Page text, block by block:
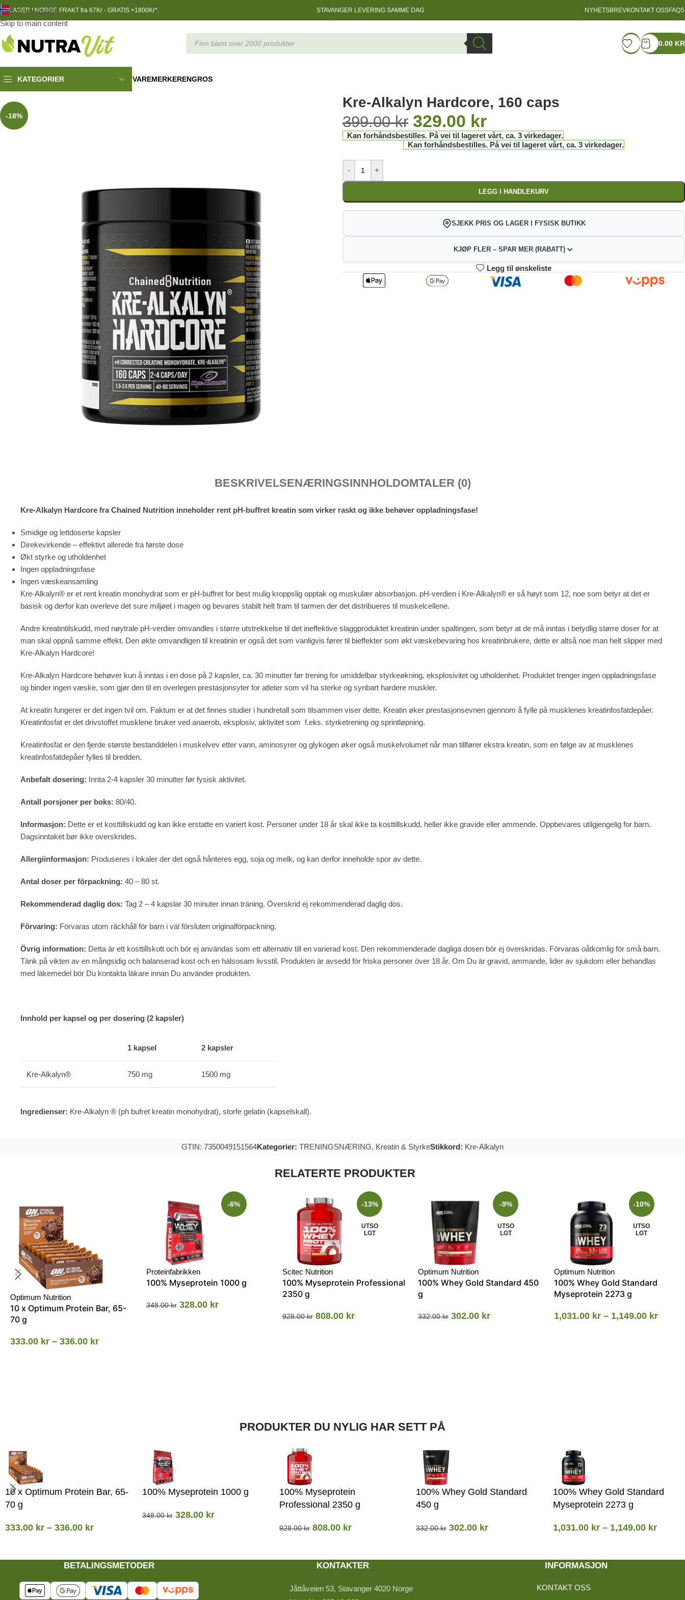
Skip to navigation
Skip to main content
LAGER I NORGEFRAKT fra 67Kr - GRATIS >1800Kr*. STAVANGER LEVERING SAMME DAG NYHETSBREVKONTAKT OSSFAQS
0.00 KR
KATEGORIER VAREMERKERENGROS
-18%
Kre-Alkalyn Hardcore, 160 caps
399.00kr 329.00 kr
Kan forhåndsbestilles. På vei til lageret vårt, ca. 3 virkedager.
Kan forhåndsbestilles. På vei til lageret vårt, ca. 3 virkedager.
- +
LEGG I HANDLEKURV
SJEKK PRIS OG LAGER I FYSISK BUTIKK
KJØP FLER – SPAR MER (RABATT)
2
325.71
3-4 5-9
kr
10+
299.39 kr
Legg til ønskeliste
BESKRIVELSENÆRINGSINNHOLDOMTALER (0)
Kre-Alkalyn Hardcore fra Chained Nutrition inneholder rent pH-buffret kreatin som virker raskt og ikke behøver oppladningsfase!
Smidige og lettdoserte kapsler
Direkevirkende – effektivt allerede fra første dose
Økt styrke og utholdenhet
Ingen oppladningsfase
Ingen væskeansamling
Kre-Alkalyn® er et rent kreatin monohydrat som er pH-buffret for best mulig kroppslig opptak og muskulær absorbasjon. pH-verdien i Kre-Alkalyn® er så høyt som 12, noe som betyr at det er
basisk og derfor kan overleve det sure miljøet i magen og bevares stabilt helt fram til tarmen der det distribueres til muskelcellene.
Andre kreatintilskudd, med nøytrale pH-verdier omvandles i større utstrekkelse til det ineffektive slaggproduktet kreatinin under spaltingen, som betyr at de må inntas i betydlig større doser for at
man skal oppnå samme effekt. Den økte omvandligen til kreatinin er også det som vanligvis fører til bieffekter som økt væskebevaring hos kreatinbrukere, dette er altså noe man helt slipper med
Kre-Alkalyn Hardcore!
Kre-Alkalyn Hardcore behøver kun å inntas i en dose på 2 kapsler, ca. 30 minutter før trening for umiddelbar styrkeøkning, eksplosivitet og utholdenhet. Produktet trenger ingen oppladningsfase
og binder ingen væske, som gjør den til en overlegen prestasjonsyter for atleter som vil ha sterke og synbart hardere muskler.
At kreatin fungerer er det ingen tvil om. Faktum er at det finnes studier i hundretall som tilsammen viser dette. Kreatin øker prestasjonsevnen gjennom å fylle på musklenes kreatinfosfatdepåer.
Kreatinfosfat er det drivstoffet musklene bruker ved anaerob, eksplosiv, aktivitet som f.eks. styrketrening og sprintløpning.
Kreatinfosfat er den fjerde største bestanddelen i muskelvev etter vann, aminosyrer og glykogen øker også muskelvolumet når man tillfører ekstra kreatin, som en følge av at musklenes
kreatinfosfatdepåer fylles til bredden.
Anbefalt dosering: Innta 2-4 kapsler 30 minutter før fysisk aktivitet.
Antall porsjoner per boks: 80/40.
Informasjon: Dette er et kosttillskudd og kan ikke erstatte en variert kost. Personer under 18 år skal ikke ta kosttillskudd, heller ikke gravide eller ammende. Oppbevares utilgjengelig for barn.
Dagsinntaket bør ikke overskrides.
Allergiinformasjon: Produseres i lokaler der det også hånteres egg, soja og melk, og kan derfor inneholde spor av dette.
Antal doser per förpackning: 40 – 80 st.
Rekommenderad daglig dos: Tag 2 – 4 kapslar 30 minuter innan träning. Överskrid ej rekommenderad daglig dos.
Förvaring: Förvaras utom räckhåll för barn i väl försluten originalförpackning.
Övrig information: Detta är ett kosttillskott och bör ej användas som ett alternativ till en varierad kost. Den rekommenderade dagliga dosen bör ej överskridas. Förvaras oåtkomlig för små barn.
Tänk på vikten av en mångsidig och balanserad kost och en hälsosam livsstil. Produkten är avsedd för friska personer över 18 år. Om Du är gravid, ammande, lider av sjukdom eller behandlas
med läkemedel bör Du kontakta läkare innan Du använder produkten.
Innhold per kapsel og per dosering (2 kapsler)
1 kapsel 2 kapsler
Kre-Alkalyn® 750 mg 1500 mg
Ingredienser: Kre-Alkalyn ® (ph bufret kreatin monohydrat), storfe gelatin (kapselskall).
GTIN: 7350049151564Kategorier: TRENINGSNÆRING, Kreatin & StyrkeStikkord: Kre-Alkalyn
RELATERTE PRODUKTER
Optimum Nutrition
10 x Optimum Protein Bar, 65-
70 g
333.00 kr – 336.00 kr
-6%
Proteinfabrikken
100% Myseprotein 1000 g
348.00kr 328.00 kr
-13%
UTSO
LGT
Scitec Nutrition
100% Myseprotein Professional
2350 g
928.00kr 808.00 kr
-9%
UTSO
LGT
Optimum Nutrition
100% Whey Gold Standard 450
g
332.00kr 302.00 kr
-10%
UTSO
LGT
Optimum Nutrition
100% Whey Gold Standard
Myseprotein 2273 g
1,031.00 kr – 1,149.00 kr
PRODUKTER DU NYLIG HAR SETT PÅ
10 x Optimum Protein Bar, 65-
70 g
333.00 kr – 336.00 kr
100% Myseprotein 1000 g
348.00kr 328.00 kr
100% Myseprotein
Professional 2350 g
928.00kr 808.00 kr
100% Whey Gold Standard
450 g
332.00kr 302.00 kr
100% Whey Gold Standard
Myseprotein 2273 g
1,031.00 kr – 1,149.00 kr
BETALINGSMETODER KONTAKTER
Jåttåveien 53, Stavanger 4020 Norge
INFORMASJON
KONTAKT OSS